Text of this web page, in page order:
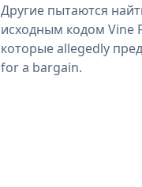
Другие пытаются
исходным кодом Vine
которые allegedly
for a bargain.